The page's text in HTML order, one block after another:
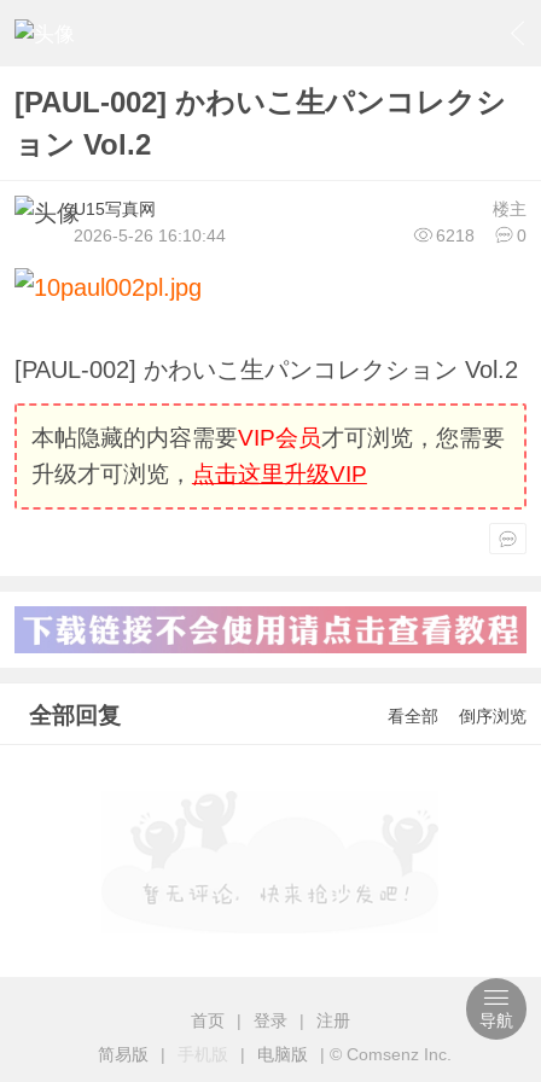
[PAUL-002] かわいこ生パンコレクシ
ョン Vol.2
楼主
U15写真网
6218
0
2026-5-26 16:10:44
[PAUL-002] かわいこ生パンコレクション Vol.2
本帖隐藏的内容需要VIP会员才可浏览，您需要
升级才可浏览， 点击这里升级VIP
全部回复 看全部 倒序浏览
首页 | 登录 |
注册
简易版
| 手机版 | 电脑版 | © Comsenz Inc.
导航